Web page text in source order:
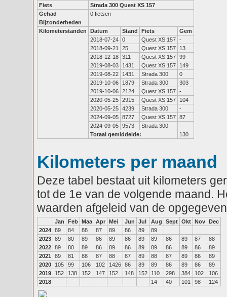
Fiets
Strada 300 Quest XS 157
Gehad
0 fietsen
Bijzonderheden
Kilometerstanden
Datum Stand Fiets
Gem
2018-07-24 0 Quest XS 157 -
2018-09-21
25 Quest XS 157
13
2018-12-18 311 Quest XS 157 99
2019-08-03
1431 Quest XS 157
149
2019-08-22
1431 Strada 300
0
2019-10-06
1879 Strada 300
303
2019-10-06 2124 Quest XS 157 -
2020-05-25 2915 Quest XS 157
104
2020-05-25 4239 Strada 300
-
2024-09-05 8727 Quest XS 157 87
2024-09-05 9573 Strada 300
-
Totaal gemiddelde:
130
Kilometers per maand
Deze tabel bestaat uit kilometers
tot de 1e van de volgende maand.
waarden afgeleid van de
Jan Feb Maa Apr Mei Jun Jul Aug Sept Okt Nov Dec
2024 89 84 88 87 89 86 89
89
2023 89 80 89 86 89 86 89 89 86 89 87
88
2022 89 80 89 86 89 86 89 89 86 89 86
89
2021
89 81 88 87 88 87 89 88 87 89 86
89
2020
105 99 106 102 1426 86 89 89 86 89 86
89
2019
152 138 152 147 152 148 152 110 298 384 102
106
2018
14 40 101 98 124